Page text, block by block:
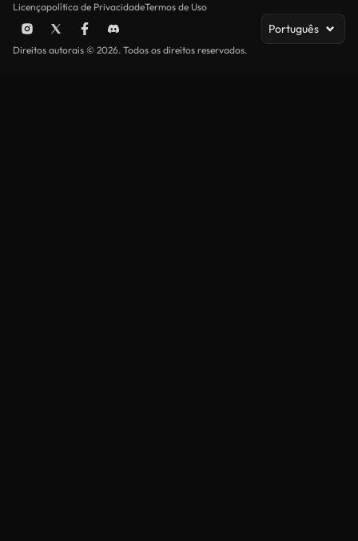
Licençapolítica de PrivacidadeTermos de Uso
Português
Direitos autorais © 2026. Todos os direitos reservados.